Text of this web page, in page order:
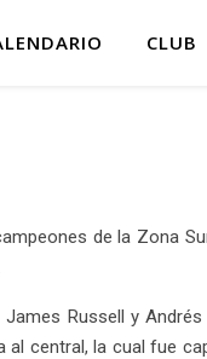
CLUB
de la Zona
Russell y
central, la cual fue